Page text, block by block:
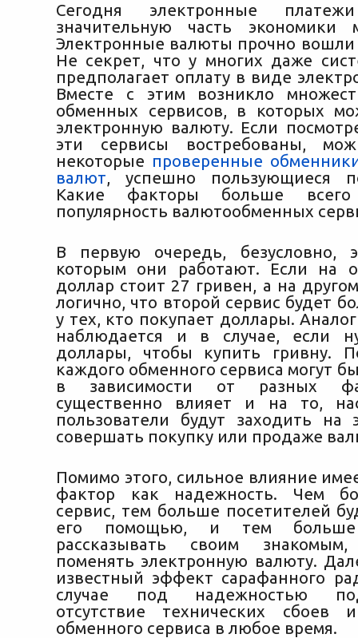
Сегодня электронные
значительную часть экономики
Электронные валюты прочно
Не секрет, что у многих даже
предполагает оплату в виде
Вместе с этим возникло
обменных сервисов, в которых
электронную валюту. Если
эти сервисы востребованы,
некоторые проверенные
валют, успешно пользующиеся
Какие факторы больше
популярность валютообменных
В первую очередь, безусловно,
которым они работают. Если на
доллар стоит 27 гривен, а на
логично, что второй сервис будет
у тех, кто покупает доллары.
наблюдается и в случае, если
доллары, чтобы купить гривну.
каждого обменного сервиса могут
в зависимости от разных
существенно влияет и на то,
пользователи будут заходить на
совершать покупку или продаже
Помимо этого, сильное влияние
фактор как надежность. Чем
сервис, тем больше посетителей
его помощью, и тем
рассказывать своим
поменять электронную валюту.
известный эффект сарафанного
случае под надежностью
отсутствие технических сбоев
обменного сервиса в любое время.